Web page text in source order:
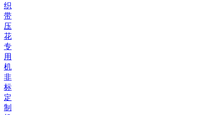
织
带
压
花
专
用
机
非
标
定
制